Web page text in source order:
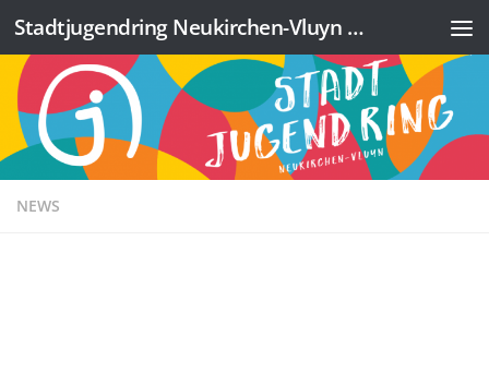
Zum Inhalt springen Stadtjugendring Neukirchen-Vluyn e.V.
NEWS